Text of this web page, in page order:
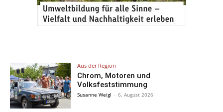
Aus der Region
Chrom, Motoren und
Volksfeststimmung
Susanne Weigl - 6. August 2026